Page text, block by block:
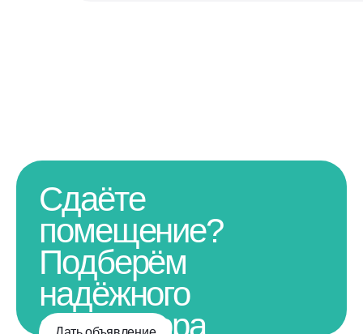
Сдаёте
помещение?
Подберём
надёжного
арендатора